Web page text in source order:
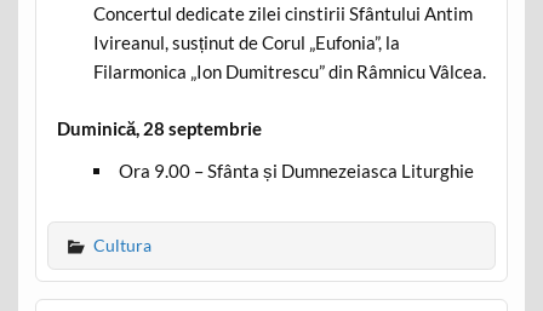
Concertul dedicate zilei cinstirii Sfântului Antim
Ivireanul, susținut de Corul „Eufonia”, la
Filarmonica „Ion Dumitrescu” din Râmnicu Vâlcea.
Duminică, 28 septembrie
Ora 9.00 – Sfânta și Dumnezeiasca Liturghie
Cultura